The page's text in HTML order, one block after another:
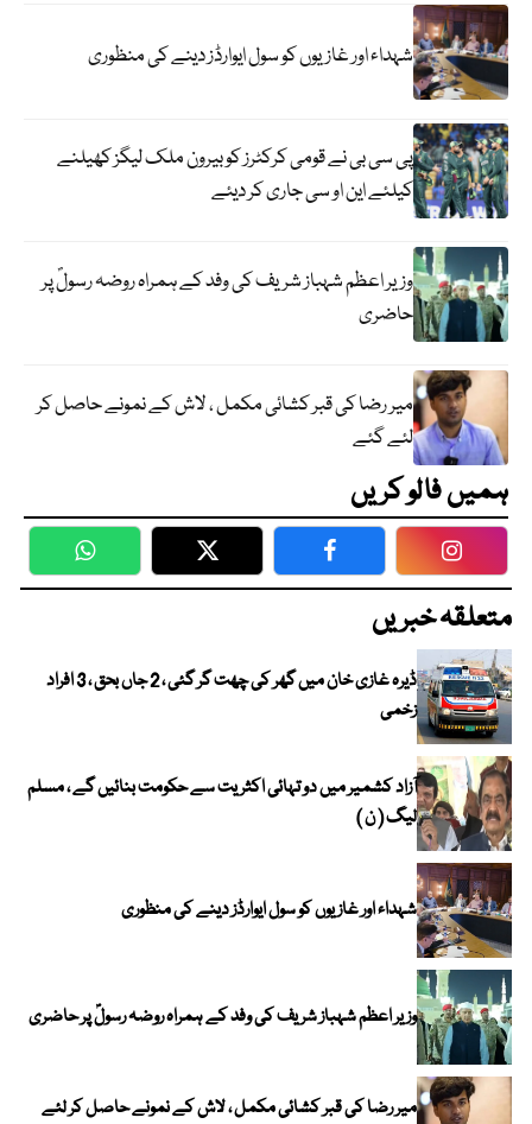
شہداء اور غازیوں کو سول ایوارڈز دینے کی منظوری
پی سی بی نے قومی کرکٹرز کو بیرون ملک لیگز کھیلنے
کیلئے این او سی جاری کر دیئے
وزیر اعظم شہباز شریف کی وفد کے ہمراہ روضہ رسولؐ پر
حاضری
میر رضا کی قبر کشائی مکمل ، لاش کے نمونے حاصل کر
لئے گئے
ہمیں فالو کریں
WhatsApp Twitter Facebook
متعلقہ خبریں
ڈیرہ غازی خان میں گھر کی چھت گر گئی ، 2 جاں بحق ، 3 افراد
زخمی
آزاد کشمیر میں دو تہائی اکثریت سے حکومت بنائیں گے ، مسلم
لیگ ( ن )
شہداء اور غازیوں کو سول ایوارڈز دینے کی منظوری
وزیر اعظم شہباز شریف کی وفد کے ہمراہ روضہ رسولؐ پر حاضری
میر رضا کی قبر کشائی مکمل ، لاش کے نمونے حاصل کر لئے